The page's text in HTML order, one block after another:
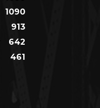
1090
913
642
461